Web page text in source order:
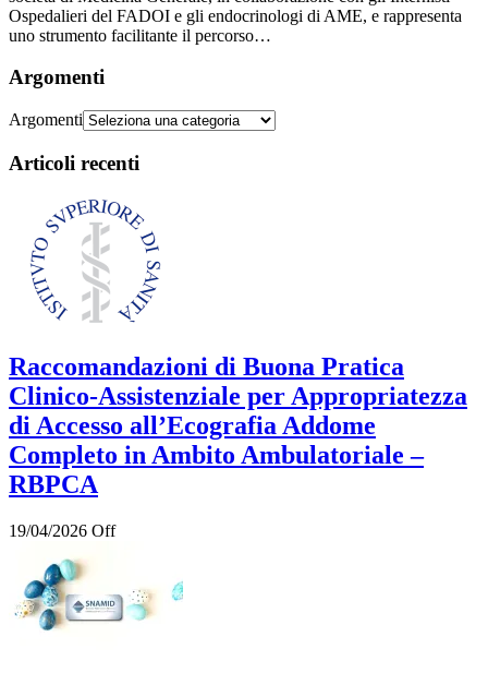
Ospedalieri del FADOI e gli endocrinologi di AME, e rappresenta
uno strumento facilitante il percorso…
Argomenti
Argomenti
Articoli recenti
Raccomandazioni di Buona Pratica
Clinico-Assistenziale per Appropriatezza
di Accesso all’Ecografia Addome
Completo in Ambito Ambulatoriale –
RBPCA
19/04/2026 Off